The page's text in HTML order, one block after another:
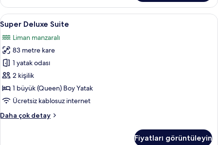
fazla
detay
Super
Deluxe
Suite
için
tüm
fotoğrafları
görün
Super Deluxe Suite | Ses yalıtımı,
8
Super Deluxe Suite
Liman manzaralı
83 metre kare
1 yatak odası
2 kişilik
1 büyük (Queen) Boy Yatak
Ücretsiz kablosuz internet
Daha çok detay
Super
Fiyatları görüntüleyin